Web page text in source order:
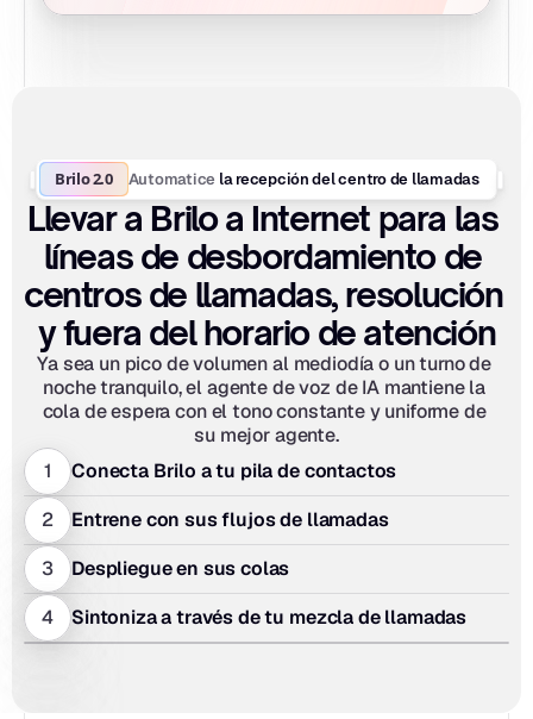
Brilo 2.0 Automatice la recepción del centro de llamadas
Llevar a Brilo a Internet para las
líneas de desbordamiento de
centros de llamadas, resolución
y fuera del horario de atención
Ya sea un pico de volumen al mediodía o un turno de
noche tranquilo, el agente de voz de IA mantiene la
cola de espera con el tono constante y uniforme de
su mejor agente.
1
Conecta Brilo a tu pila de contactos
2
Entrene con sus flujos de llamadas
3
Despliegue en sus colas
4
Sintoniza a través de tu mezcla de llamadas